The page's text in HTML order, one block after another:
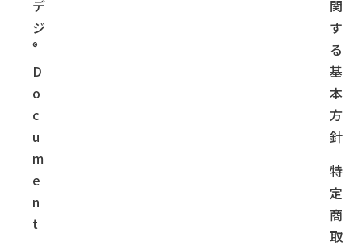
デ
ジ
®
D
o
c
u
m
e
n
t
関
す
る
基
本
方
針
特
定
商
取